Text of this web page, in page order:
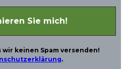
keinen Spam versenden!
.